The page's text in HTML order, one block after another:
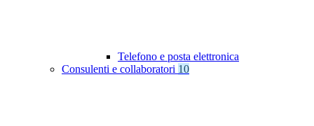
Telefono e posta elettronica
Consulenti e collaboratori 10